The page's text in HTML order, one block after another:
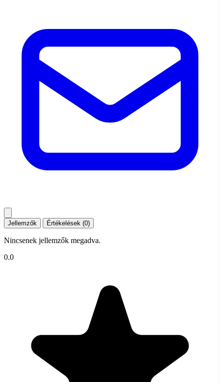
Jellemzők Értékelések (0)
Nincsenek jellemzők megadva.
0.0